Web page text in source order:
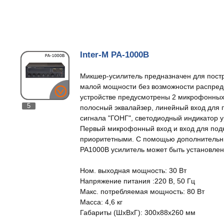
5
Inter-M PA-1000B
Микшер-усилитель предназначен для
малой мощности без возможности
устройстве предусмотрены 2
полосный эквалайзер, линейный вход для
сигнала "ГОНГ", светодиодный индикатор
Первый микрофонный вход и вход для
приоритетными. С помощью
PA1000B усилитель может быть
Ном. выходная мощность: 30 Вт
Напряжение питания :220 В, 50 Гц
Макс. потребляемая мощность: 80 Вт
Масса: 4,6 кг
Габариты (ШxВxГ): 300x88x260 мм